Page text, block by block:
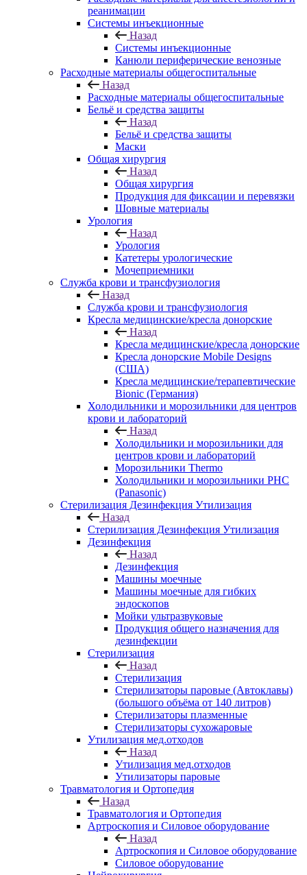
реанимации
Системы инъекционные
Назад
Системы инъекционные
Канюли периферические венозные
Расходные материалы общегоспитальные
Назад
Расходные материалы общегоспитальные
Бельё и средства защиты
Назад
Бельё и средства защиты
Маски
Общая хирургия
Назад
Общая хирургия
Продукция для фиксации и перевязки
Шовные материалы
Урология
Назад
Урология
Катетеры урологические
Мочеприемники
Служба крови и трансфузиология
Назад
Служба крови и трансфузиология
Кресла медицинские/кресла донорские
Назад
Кресла медицинские/кресла донорские
Кресла донорские Mobile Designs
(США)
Кресла медицинские/терапевтические
Bionic (Германия)
Холодильники и морозильники для центров
крови и лабораторий
Назад
Холодильники и морозильники для
центров крови и лабораторий
Морозильники Thermo
Холодильники и морозильники PHC
(Panasonic)
Стерилизация Дезинфекция Утилизация
Назад
Стерилизация Дезинфекция Утилизация
Дезинфекция
Назад
Дезинфекция
Машины моечные
Машины моечные для гибких
эндоскопов
Мойки ультразвуковые
Продукция общего назначения для
дезинфекции
Стерилизация
Назад
Стерилизация
Стерилизаторы паровые (Автоклавы)
(большого объёма от 140 литров)
Стерилизаторы плазменные
Стерилизаторы сухожаровые
Утилизация мед.отходов
Назад
Утилизация мед.отходов
Утилизаторы паровые
Травматология и Ортопедия
Назад
Травматология и Ортопедия
Артроскопия и Силовое оборудование
Назад
Артроскопия и Силовое оборудование
Силовое оборудование